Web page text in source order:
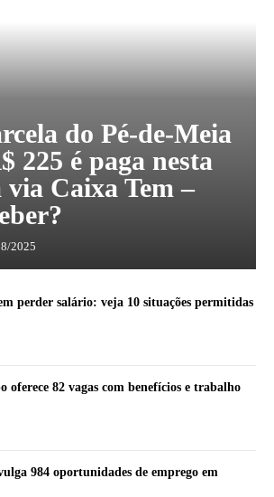
do Pé-de-Meia
225 é paga nesta
via Caixa Tem –
2025
perder salário: veja 10 situações permitidas
oferece 82 vagas com benefícios e trabalho
984 oportunidades de emprego em